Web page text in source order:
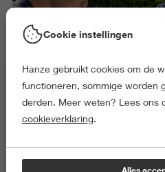
Honours
Cookie instellingen
Hanze gebruikt cookies om de
functioneren, sommige worden
derden. Meer weten? Lees ons
cookieverklaring.